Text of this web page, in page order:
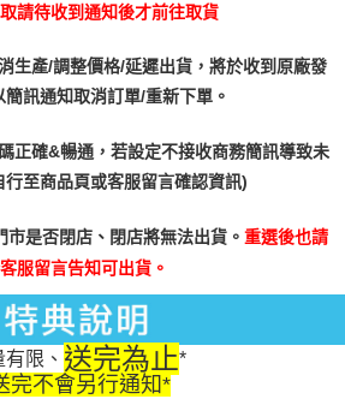
請待收到通知後才前往取貨
生產/調整價格/延遲出貨，將於收到原廠發
簡訊通知取消訂單/重新下單。
正確&暢通，若設定不接收商務簡訊導致未
行至商品頁或客服留言確認資訊)
是否閉店、閉店將無法出貨。 重選後也請
服留言告知可出貨。
限、 送完為止*
完不會另行通知*